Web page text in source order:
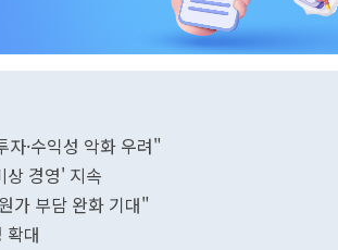
·수익성 악화 우려"
상 경영' 지속
가 부담 완화 기대"
확대